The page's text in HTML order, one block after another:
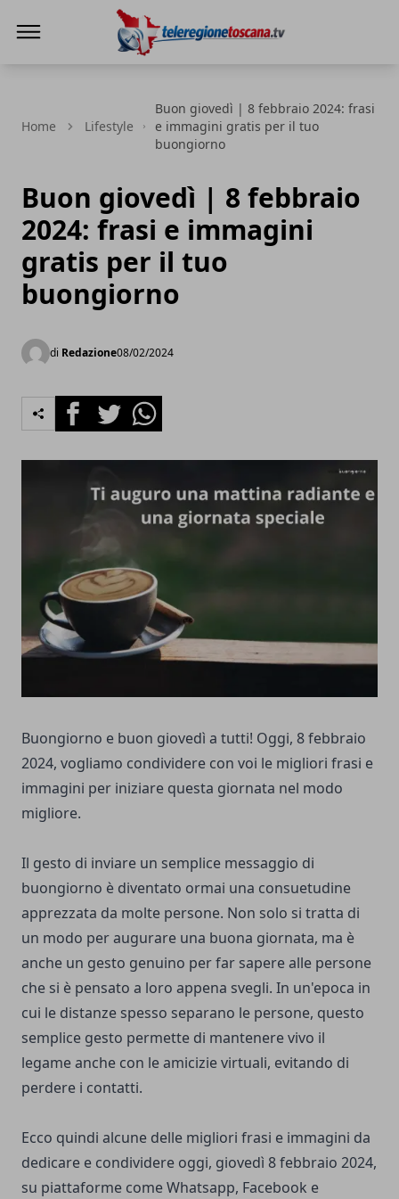
Home Lifestyle
Buon giovedì | 8 febbraio 2024: frasi
e immagini gratis per il tuo
buongiorno
Buon giovedì | 8 febbraio
2024: frasi e immagini
gratis per il tuo
buongiorno
di Redazione08/02/2024
FacebookTwitterWhatsapp
Buongiorno e buon giovedì a tutti! Oggi, 8 febbraio
2024, vogliamo condividere con voi le migliori frasi e
immagini per iniziare questa giornata nel modo
migliore.
Il gesto di inviare un semplice messaggio di
buongiorno è diventato ormai una consuetudine
apprezzata da molte persone. Non solo si tratta di
un modo per augurare una buona giornata, ma è
anche un gesto genuino per far sapere alle persone
che si è pensato a loro appena svegli. In un'epoca in
cui le distanze spesso separano le persone, questo
semplice gesto permette di mantenere vivo il
legame anche con le amicizie virtuali, evitando di
perdere i contatti.
Ecco quindi alcune delle migliori frasi e immagini da
dedicare e condividere oggi, giovedì 8 febbraio 2024,
su piattaforme come Whatsapp, Facebook e